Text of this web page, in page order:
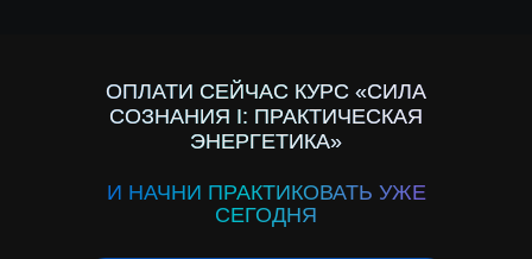
ОПЛАТИ СЕЙЧАС КУРС «СИЛА
СОЗНАНИЯ I: ПРАКТИЧЕСКАЯ
ЭНЕРГЕТИКА»
И НАЧНИ ПРАКТИКОВАТЬ УЖЕ
СЕГОДНЯ